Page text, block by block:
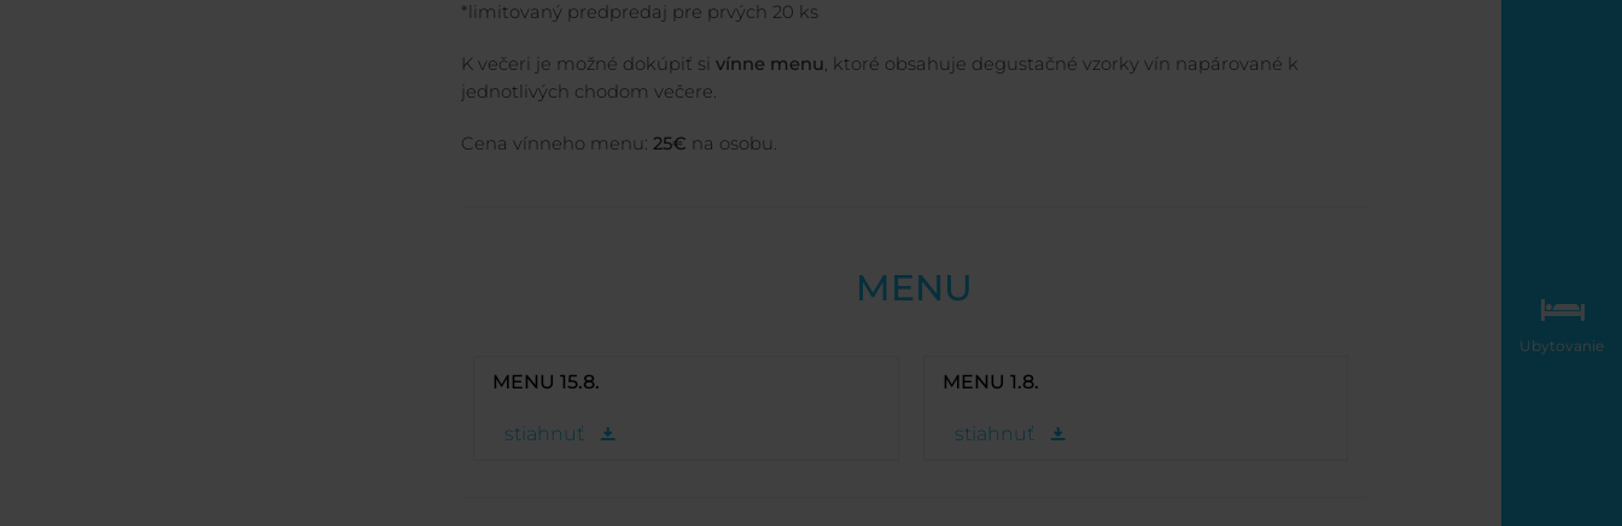
Ubytovanie
*limitovaný predpredaj pre prvých 20 ks
K večeri je možné dokúpiť si vínne menu, ktoré obsahuje degustačné vzorky vín napárované k
jednotlivých chodom večere.
Cena vínneho menu: 25€ na osobu.
MENU
MENU 15.8.
stiahnuť
MENU 1.8.
stiahnuť